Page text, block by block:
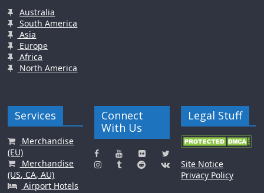
Australia
South America
Asia
Europe
Africa
North America
Services
Merchandise
(EU)
Merchandise
(US, CA, AU)
Airport Hotels
Connect
With Us
Legal Stuff
Site Notice
Privacy Policy